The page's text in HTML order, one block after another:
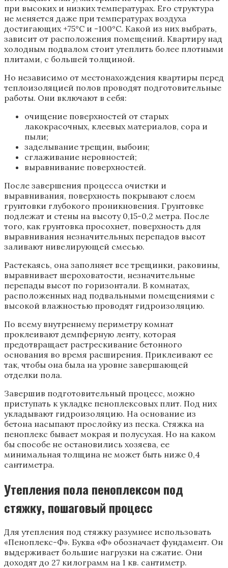
при высоких и низких температурах. Его структура
не меняется даже при температурах воздуха
достигающих +75°С и -100°С. Какой из них выбрать,
зависит от расположения помещений. Квартиру над
холодным подвалом стоит утеплить более плотными
плитами, с большей толщиной.
Но независимо от местонахождения квартиры перед
теплоизоляцией полов проводят подготовительные
работы. Они включают в себя:
очищение поверхностей от старых
лакокрасочных, клеевых материалов, сора и
пыли;
заделывание трещин, выбоин;
сглаживание неровностей;
выравнивание поверхностей.
После завершения процесса очистки и
выравнивания, поверхность покрывают слоем
грунтовки глубокого проникновения. Грунтовке
подлежат и стены на высоту 0,15-0,2 метра. После
того, как грунтовка просохнет, поверхность для
выравнивания незначительных перепадов высот
заливают нивелирующей смесью.
Растекаясь, она заполняет все трещинки, раковины,
выравнивает шероховатости, незначительные
перепады высот по горизонтали. В комнатах,
расположенных над подвальными помещениями с
высокой влажностью проводят гидроизоляцию.
По всему внутреннему периметру комнат
проклеивают демпферную ленту, которая
предотвращает растрескивание бетонного
основания во время расширения. Приклеивают ее
так, чтобы она была на уровне завершающей
отделки пола.
Завершив подготовительный процесс, можно
приступать к укладке пеноплексовых плит. Под них
укладывают гидроизоляцию. На основание из
бетона насыпают прослойку из песка. Стяжка на
пеноплекс бывает мокрая и полусухая. Но на каком
бы способе не остановились хозяева, ее
минимальная толщина не может быть ниже 0,4
сантиметра.
Утепления пола пеноплексом под
стяжку, пошаговый процесс
Для утепления под стяжку разумнее использовать
«Пеноплекс-Ф». Буква «Ф» обозначает фундамент. Он
выдерживает большие нагрузки на сжатие. Они
доходят до 27 килограмм на 1 кв. сантиметр.